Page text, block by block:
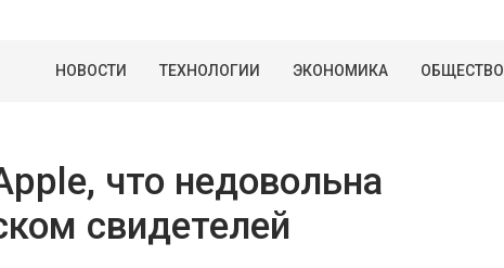
НОВОСТИ ТЕХНОЛОГИИ ЭКОНОМИКА ОБЩЕСТВО
что недовольна
свидетелей